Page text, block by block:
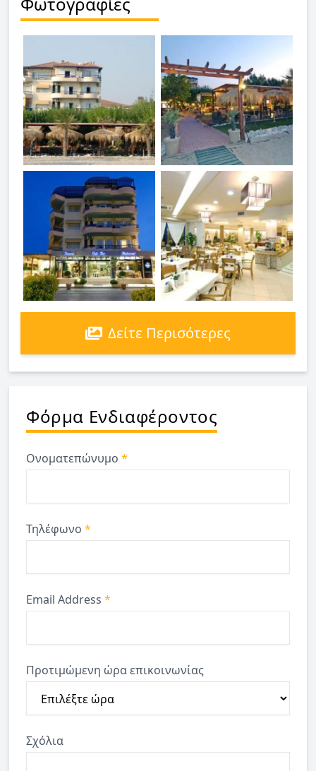
Δείτε Περισότερες
Φόρμα Ενδιαφέροντος
Ονοματεπώνυμο *
Τηλέφωνο *
Email Address *
Προτιμώμενη ώρα επικοινωνίας
Σχόλια